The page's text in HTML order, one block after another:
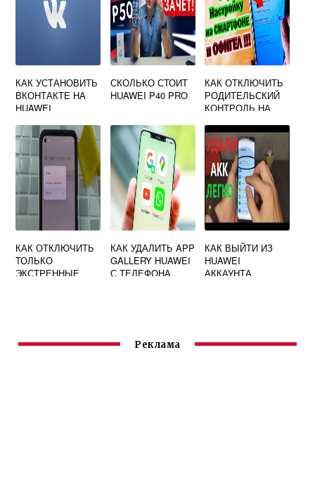
КАК УСТАНОВИТЬ
ВКОНТАКТЕ НА
HUAWEI
СКОЛЬКО СТОИТ
HUAWEI P40 PRO
КАК ОТКЛЮЧИТЬ
РОДИТЕЛЬСКИЙ
КОНТРОЛЬ НА
КАК ОТКЛЮЧИТЬ
ТОЛЬКО
ЭКСТРЕННЫЕ
КАК УДАЛИТЬ APP
GALLERY HUAWEI
С ТЕЛЕФОНА
КАК ВЫЙТИ ИЗ
HUAWEI
АККАУНТА
Реклама